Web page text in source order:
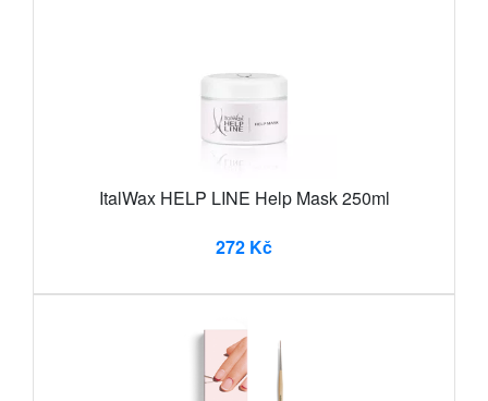
ItalWax HELP LINE Help Mask 250ml
272 Kč